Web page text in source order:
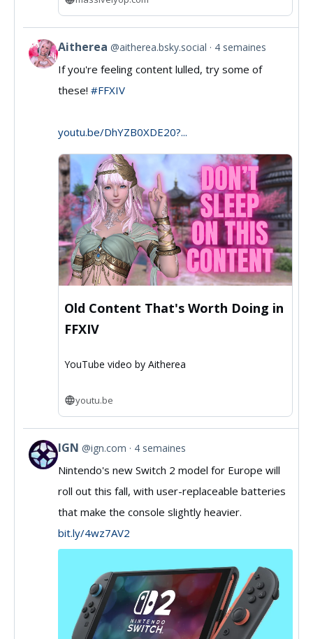
View
post
Bluesky
Aitherea @aitherea.bsky.social 4 semaines
If you're feeling content lulled, try some of
these! #FFXIV
youtu.be/DhYZB0XDE20?...
Old Content That's Worth Doing in
FFXIV
YouTube video by Aitherea
youtu.be
View
post
Bluesky
IGN @ign.com 4 semaines
Nintendo's new Switch 2 model for Europe will
roll out this fall, with user-replaceable batteries
that make the console slightly heavier.
bit.ly/4wz7AV2